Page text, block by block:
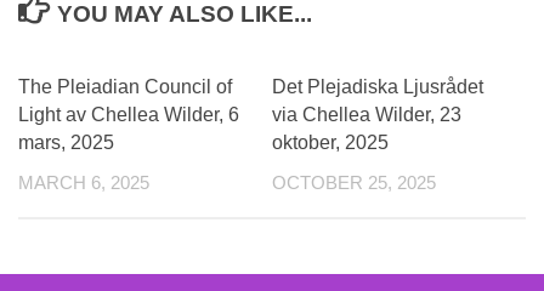
YOU MAY ALSO LIKE...
The Pleiadian Council of
Light av Chellea Wilder, 6
mars, 2025
MARCH 6, 2025
Det Plejadiska Ljusrådet
via Chellea Wilder, 23
oktober, 2025
OCTOBER 25, 2025